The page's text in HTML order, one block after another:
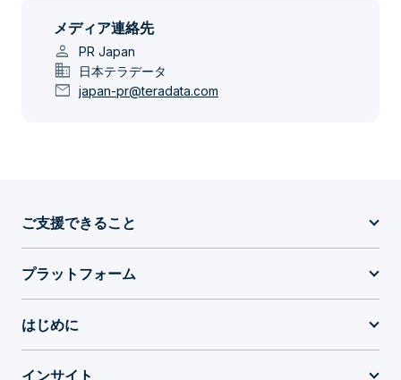
メディア連絡先
person PR Japan
domain 日本テラデータ
mail japan-pr@teradata.com
ご支援できること
プラットフォーム
はじめに
インサイト